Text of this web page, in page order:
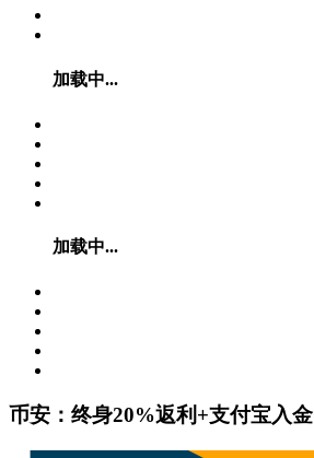
加载中...
加载中...
币安：终身20%返利+支付宝入金